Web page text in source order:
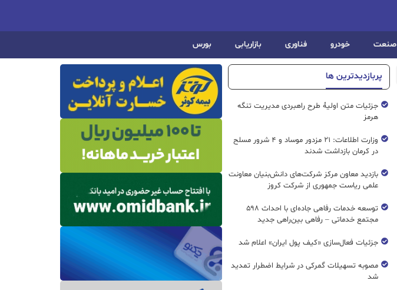
صنعت خودرو فناوری بازاریابی بورس
پربازدیدترین ها
جزئیات متن اولیۀ طرح راهبردی مدیریت تنگه
هرمز
وزارت اطلاعات: ۲۱ مزدور موساد و ۴ شرور مسلح
در کرمان بازداشت شدند
بازدید معاون مرکز شرکت‌های دانش‌بنیان معاونت
علمی ریاست جمهوری از شرکت کروز
توسعه خدمات رفاهی جاده‌ای با احداث ۵۹۸
مجتمع خدماتی – رفاهی بین‌راهی جدید
جزئیات فعال‌سازی «کیف پول ایران» اعلام شد
مصوبه تسهیلات گمرکی در شرایط اضطرار تمدید
شد